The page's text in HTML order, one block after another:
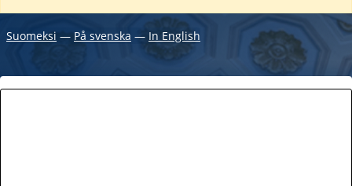
Suomeksi ―På svenska ― In English